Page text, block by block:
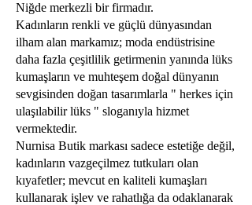
Niğde merkezli bir firmadır.
Kadınların renkli ve güçlü dünyasından
ilham alan markamız; moda endüstrisine
daha fazla çeşitlilik getirmenin yanında lüks
kumaşların ve muhteşem doğal dünyanın
sevgisinden doğan tasarımlarla " herkes için
ulaşılabilir lüks " sloganıyla hizmet
vermektedir.
Nurnisa Butik markası sadece estetiğe değil,
kadınların vazgeçilmez tutkuları olan
kıyafetler; mevcut en kaliteli kumaşları
kullanarak işlev ve rahatlığa da odaklanarak